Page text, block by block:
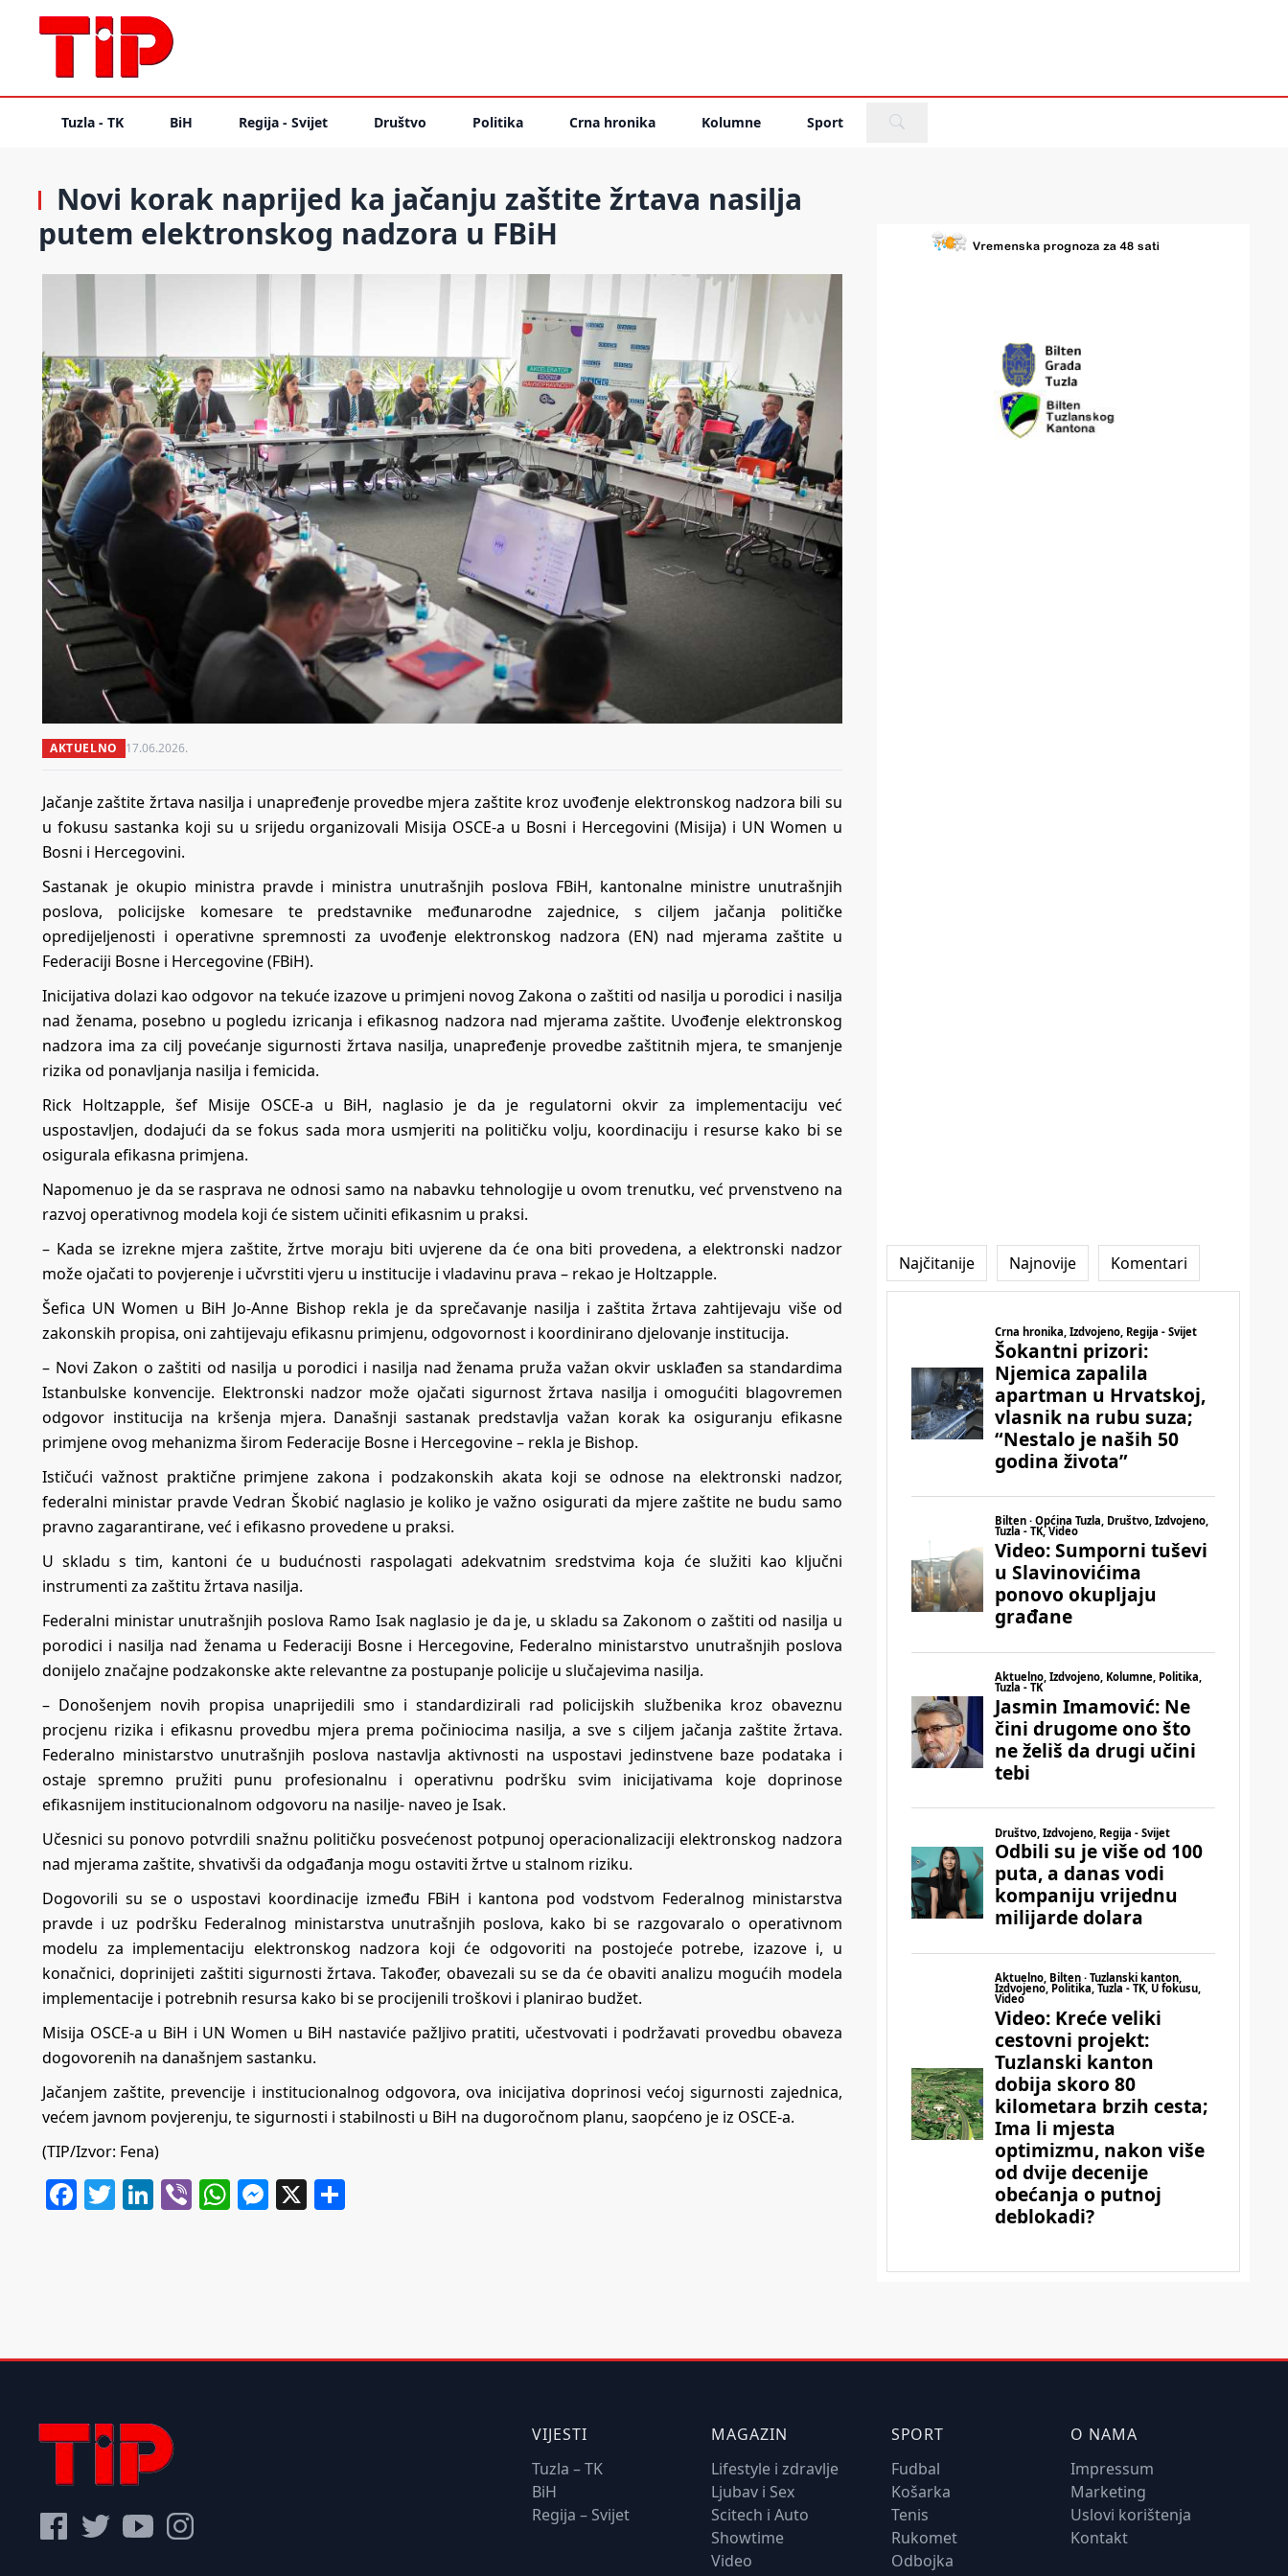
Tuzla - TK BiH Regija - Svijet Društvo Politika Crna hronika Kolumne Sport
Novi korak naprijed ka jačanju zaštite žrtava nasilja
putem elektronskog nadzora u FBiH
AKTUELNO 17.06.2026.
Jačanje zaštite žrtava nasilja i unapređenje provedbe mjera zaštite kroz uvođenje elektronskog nadzora bili su
u fokusu sastanka koji su u srijedu organizovali Misija OSCE-a u Bosni i Hercegovini (Misija) i UN Women u
Bosni i Hercegovini.
Sastanak je okupio ministra pravde i ministra unutrašnjih poslova FBiH, kantonalne ministre unutrašnjih
poslova, policijske komesare te predstavnike međunarodne zajednice, s ciljem jačanja političke
opredijeljenosti i operativne spremnosti za uvođenje elektronskog nadzora (EN) nad mjerama zaštite u
Federaciji Bosne i Hercegovine (FBiH).
Inicijativa dolazi kao odgovor na tekuće izazove u primjeni novog Zakona o zaštiti od nasilja u porodici i nasilja
nad ženama, posebno u pogledu izricanja i efikasnog nadzora nad mjerama zaštite. Uvođenje elektronskog
nadzora ima za cilj povećanje sigurnosti žrtava nasilja, unapređenje provedbe zaštitnih mjera, te smanjenje
rizika od ponavljanja nasilja i femicida.
Rick Holtzapple, šef Misije OSCE-a u BiH, naglasio je da je regulatorni okvir za implementaciju već
uspostavljen, dodajući da se fokus sada mora usmjeriti na političku volju, koordinaciju i resurse kako bi se
osigurala efikasna primjena.
Napomenuo je da se rasprava ne odnosi samo na nabavku tehnologije u ovom trenutku, već prvenstveno na
razvoj operativnog modela koji će sistem učiniti efikasnim u praksi.
– Kada se izrekne mjera zaštite, žrtve moraju biti uvjerene da će ona biti provedena, a elektronski nadzor
može ojačati to povjerenje i učvrstiti vjeru u institucije i vladavinu prava – rekao je Holtzapple.
Šefica UN Women u BiH Jo-Anne Bishop rekla je da sprečavanje nasilja i zaštita žrtava zahtijevaju više od
zakonskih propisa, oni zahtijevaju efikasnu primjenu, odgovornost i koordinirano djelovanje institucija.
– Novi Zakon o zaštiti od nasilja u porodici i nasilja nad ženama pruža važan okvir usklađen sa standardima
Istanbulske konvencije. Elektronski nadzor može ojačati sigurnost žrtava nasilja i omogućiti blagovremen
odgovor institucija na kršenja mjera. Današnji sastanak predstavlja važan korak ka osiguranju efikasne
primjene ovog mehanizma širom Federacije Bosne i Hercegovine – rekla je Bishop.
Ističući važnost praktične primjene zakona i podzakonskih akata koji se odnose na elektronski nadzor,
federalni ministar pravde Vedran Škobić naglasio je koliko je važno osigurati da mjere zaštite ne budu samo
pravno zagarantirane, već i efikasno provedene u praksi.
U skladu s tim, kantoni će u budućnosti raspolagati adekvatnim sredstvima koja će služiti kao ključni
instrumenti za zaštitu žrtava nasilja.
Federalni ministar unutrašnjih poslova Ramo Isak naglasio je da je, u skladu sa Zakonom o zaštiti od nasilja u
porodici i nasilja nad ženama u Federaciji Bosne i Hercegovine, Federalno ministarstvo unutrašnjih poslova
donijelo značajne podzakonske akte relevantne za postupanje policije u slučajevima nasilja.
– Donošenjem novih propisa unaprijedili smo i standardizirali rad policijskih službenika kroz obaveznu
procjenu rizika i efikasnu provedbu mjera prema počiniocima nasilja, a sve s ciljem jačanja zaštite žrtava.
Federalno ministarstvo unutrašnjih poslova nastavlja aktivnosti na uspostavi jedinstvene baze podataka i
ostaje spremno pružiti punu profesionalnu i operativnu podršku svim inicijativama koje doprinose
efikasnijem institucionalnom odgovoru na nasilje- naveo je Isak.
Učesnici su ponovo potvrdili snažnu političku posvećenost potpunoj operacionalizaciji elektronskog nadzora
nad mjerama zaštite, shvativši da odgađanja mogu ostaviti žrtve u stalnom riziku.
Dogovorili su se o uspostavi koordinacije između FBiH i kantona pod vodstvom Federalnog ministarstva
pravde i uz podršku Federalnog ministarstva unutrašnjih poslova, kako bi se razgovaralo o operativnom
modelu za implementaciju elektronskog nadzora koji će odgovoriti na postojeće potrebe, izazove i, u
konačnici, doprinijeti zaštiti sigurnosti žrtava. Također, obavezali su se da će obaviti analizu mogućih modela
implementacije i potrebnih resursa kako bi se procijenili troškovi i planirao budžet.
Misija OSCE-a u BiH i UN Women u BiH nastaviće pažljivo pratiti, učestvovati i podržavati provedbu obaveza
dogovorenih na današnjem sastanku.
Jačanjem zaštite, prevencije i institucionalnog odgovora, ova inicijativa doprinosi većoj sigurnosti zajednica,
većem javnom povjerenju, te sigurnosti i stabilnosti u BiH na dugoročnom planu, saopćeno je iz OSCE-a.
(TIP/Izvor: Fena)
Facebook
Twitter
LinkedIn
ViberWhatsApp
Messenger
X
Najčitanije Najnovije Komentari
VIJESTI
Tuzla – TK
BiH
Regija – Svijet
MAGAZIN
Lifestyle i zdravlje
Ljubav i Sex
Scitech i Auto
Showtime
Video
SPORT
Fudbal
Košarka
Tenis
Rukomet
Odbojka
O NAMA
Impressum
Marketing
Uslovi korištenja
Kontakt